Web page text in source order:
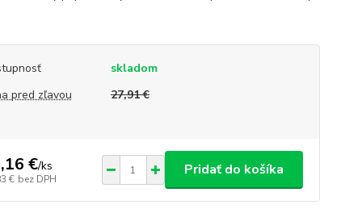
skladom
pred zľavou
27,91 €
€/ks
€ bez DPH
Pridať do košíka